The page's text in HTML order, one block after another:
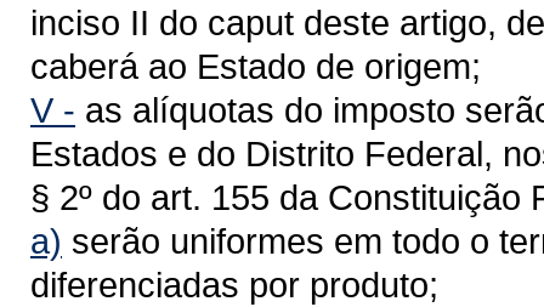
inciso II do caput deste artigo,
caberá ao Estado de origem;
V - as alíquotas do imposto
Estados e do Distrito Federal,
§ 2º do art. 155 da
a) serão uniformes em todo o
diferenciadas por produto;